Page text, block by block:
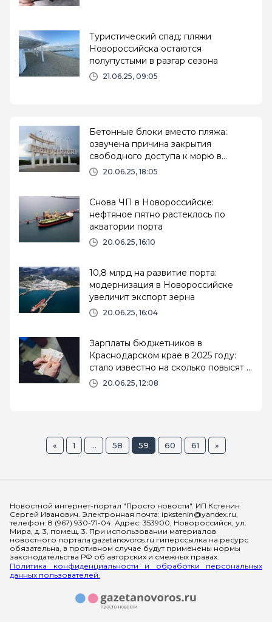
Туристический спад: пляжи
Новороссийска остаются
полупустыми в разгар сезона
21.06.25, 09:05
Бетонные блоки вместо пляжа:
озвучена причина закрытия
свободного доступа к морю в
Новороссийске
20.06.25, 18:05
Снова ЧП в Новороссийске:
нефтяное пятно растеклось по
акватории порта
20.06.25, 16:10
10,8 млрд на развитие порта:
модернизация в Новороссийске
увеличит экспорт зерна
20.06.25, 16:04
Зарплаты бюджетников в
Краснодарском крае в 2025 году:
стало известно на сколько повысят и
кому20.06.25, 12:08
« 1 ... 58 59 60 61 »
Новостной интернет-портал "Просто новости". ИП Кстенин
Сергей Иванович. Электронная почта: ipkstenin@yandex.ru,
телефон: 8 (967) 930-71-04. Адрес: 353900, Новороссийск, ул.
Мира, д. 3, помещ. 3. При использовании материалов
новостного портала gazetanovoros.ru гиперссылка на ресурс
обязательна, в противном случае будут применены нормы
законодательства РФ об авторских и смежных правах.
Политика конфиденциальности и обработки персональных
данных пользователей.